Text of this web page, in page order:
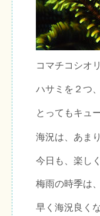
コマチコシオ
ハサミを２つ
とってもキュ
海況は、あま
今日も、楽し
梅雨の時季は
早く海況良く